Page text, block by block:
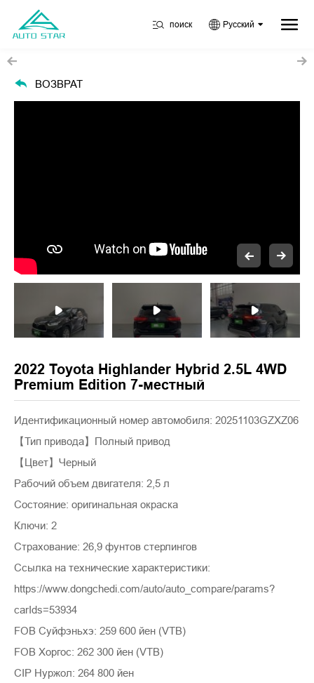
поиск Русский
ВОЗВРАТ
2022 Toyota Highlander Hybrid 2.5L 4WD
Premium Edition 7-местный
Идентификационный номер автомобиля: 20251103GZXZ06
【Тип привода】Полный привод
【Цвет】Черный
Рабочий объем двигателя: 2,5 л
Состояние: оригинальная окраска
Ключи: 2
Страхование: 26,9 фунтов стерлингов
Ссылка на технические характеристики:
https://www.dongchedi.com/auto/auto_compare/params?
carIds=53934
FOB Суйфэньхэ: 259 600 йен (VTB)
FOB Хоргос: 262 300 йен (VTB)
CIP Нуржол: 264 800 йен